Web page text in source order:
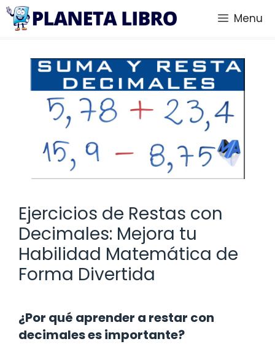
Saltar
Menu
Ejercicios de Restas con
Decimales: Mejora tu
Habilidad Matemática de
Forma Divertida
¿Por qué aprender a restar con
decimales es importante?